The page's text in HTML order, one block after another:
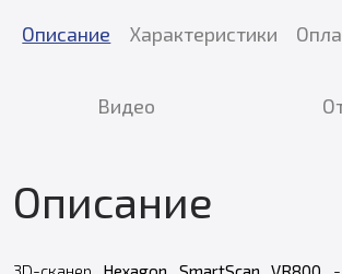
Описание Характеристики
Видео
Описание